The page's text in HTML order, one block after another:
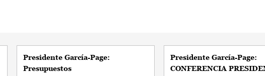
Presidente García-Page:
Presupuestos
Presidente García-Page:
CONFERENCIA